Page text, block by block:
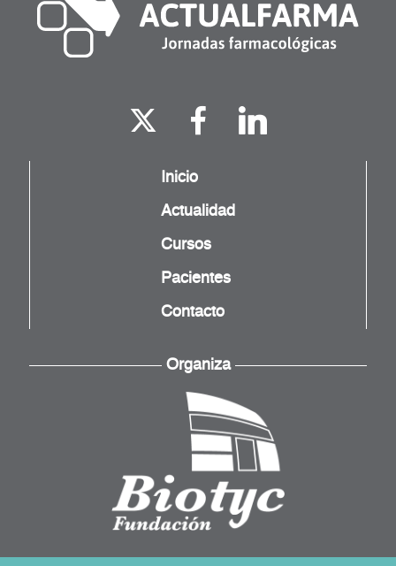
Inicio
Actualidad
Cursos
Pacientes
Contacto
Organiza